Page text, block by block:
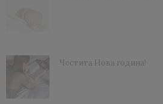
Честита Нова година!